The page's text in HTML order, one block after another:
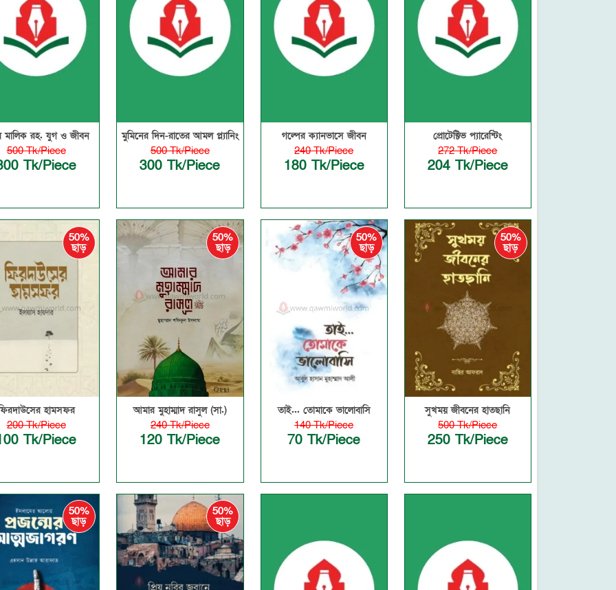
মালিক রহ. যুগ ও জীবন
500 Tk/Piece
Tk/Piece
মুমিনের দিন-রাতের আমল প্ল্যানিং
500 Tk/Piece
300 Tk/Piece
গল্পের ক্যানভাসে জীবন
240 Tk/Piece
180 Tk/Piece
প্রোটেক্টিভ প্যারেন্টিং
272 Tk/Piece
204 Tk/Piece
50%
ছাড়
হামসফর
200 Tk/Piece
Tk/Piece
50%
ছাড়
আমার মুহাম্মাদ রাসুল (সা.)
240 Tk/Piece
120 Tk/Piece
50%
ছাড়
তাই... তোমাকে ভালোবাসি
140 Tk/Piece
70 Tk/Piece
50%
ছাড়
সুখময় জীবনের হাতছানি
500 Tk/Piece
250 Tk/Piece
50%
ছাড়
50%
ছাড়